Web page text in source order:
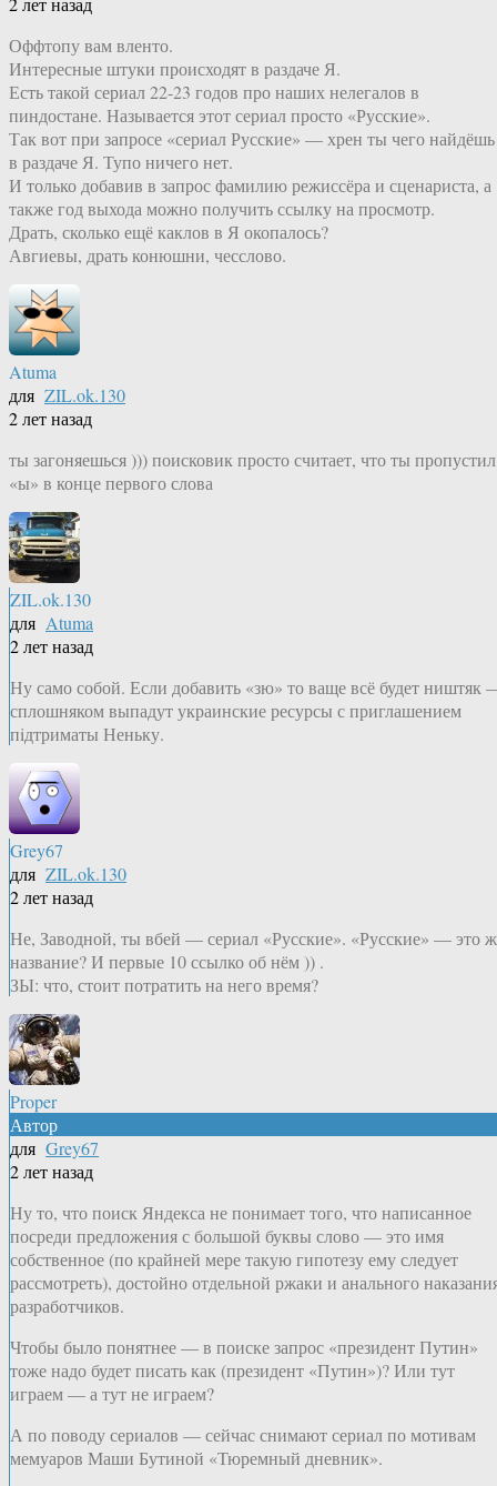
Оффтопу вам вленто.
Интересные штуки происходят в раздаче Я.
Есть такой сериал 22-23 годов про наших нелегалов в
пиндостане. Называется этот сериал просто «Русские».
Так вот при запросе «сериал Русские» — хрен ты чего найдёшь
в раздаче Я. Тупо ничего нет.
И только добавив в запрос фамилию режиссёра и сценариста, а
также год выхода можно получить ссылку на просмотр.
Драть, сколько ещё каклов в Я окопалось?
Авгиевы, драть конюшни, чесслово.
Atuma
для ZIL.ok.130
2 лет назад
ты загоняешься ))) поисковик просто считает, что ты пропустил
«ы» в конце первого слова
ZIL.ok.130
для Atuma
2 лет назад
Ну само собой. Если добавить «зю» то ваще всё будет ништяк
сплошняком выпадут украинские ресурсы с приглашением
пiдтриматы Неньку.
Grey67
для ZIL.ok.130
2 лет назад
Не, Заводной, ты вбей — сериал «Русские». «Русские» — это ж
название? И первые 10 ссылко об нём )) .
ЗЫ: что, стоит потратить на него время?
Proper
Автор
для Grey67
2 лет назад
Ну то, что поиск Яндекса не понимает того, что написанное
посреди предложения с большой буквы слово — это имя
собственное (по крайней мере такую гипотезу ему следует
рассмотреть), достойно отдельной ржаки и анального
разработчиков.
Чтобы было понятнее — в поиске запрос «президент Путин»
тоже надо будет писать как (президент «Путин»)? Или тут
играем — а тут не играем?
А по поводу сериалов — сейчас снимают сериал по мотивам
мемуаров Маши Бутиной «Тюремный дневник».